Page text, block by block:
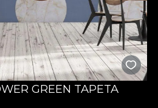
GREEN TAPETA